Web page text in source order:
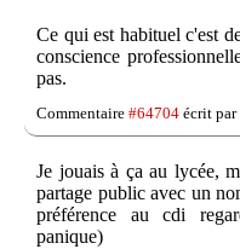
Ce qui est habituel c'est
conscience
pas.
Commentaire #64704 écrit par
Je jouais à ça au lycée,
partage public avec un
préférence au cdi
panique)